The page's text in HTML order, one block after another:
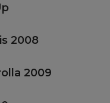
2008
2009